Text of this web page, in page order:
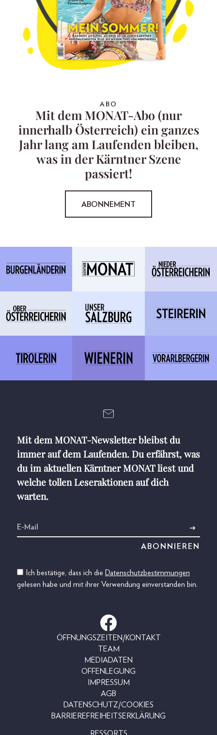
ABO
Mit dem MONAT-Abo (nur
innerhalb Österreich) ein ganzes
Jahr lang am Laufenden bleiben,
was in der Kärntner Szene
passiert!
ABONNEMENT
Mit dem MONAT-Newsletter bleibst du
immer auf dem Laufenden. Du erfährst, was
du im aktuellen Kärntner MONAT liest und
welche tollen Leseraktionen auf dich
warten.
Ich bestätige, dass ich die Datenschutzbestimmungen
gelesen habe und mit ihrer Verwendung einverstanden bin.
ÖFFNUNGSZEITEN/KONTAKT
TEAM
MEDIADATEN
OFFENLEGUNG
IMPRESSUM
AGB
DATENSCHUTZ/COOKIES
BARRIEREFREIHEITSERKLÄRUNG
RESSORTS